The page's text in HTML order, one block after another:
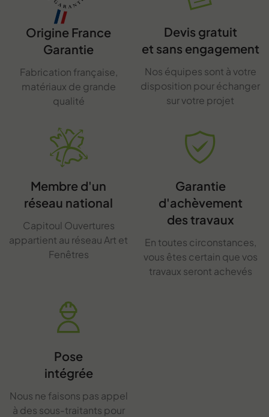
Origine France
Garantie
Fabrication française,
matériaux de grande
qualité
Devis gratuit
et sans engagement
Nos équipes sont à votre
disposition pour échanger
sur votre projet
Membre d'un
réseau national
Capitoul Ouvertures
appartient au réseau Art et
Fenêtres
Garantie
d'achèvement
des travaux
En toutes circonstances,
vous êtes certain que vos
travaux seront achevés
Pose
intégrée
Nous ne faisons pas appel
à des sous-traitants pour